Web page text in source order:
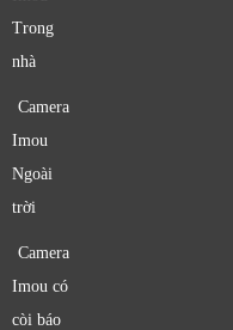
Trong
nhà
Camera
Imou
Ngoài
trời
Camera
Imou có
còi báo